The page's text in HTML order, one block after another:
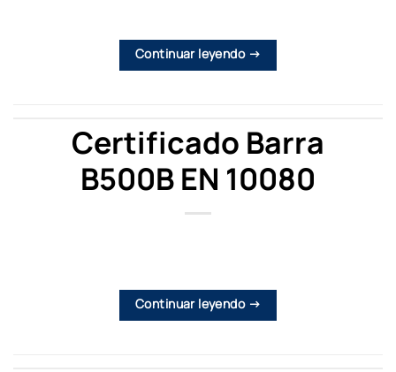
Continuar leyendo →
Certificado Barra
B500B EN 10080
Continuar leyendo →